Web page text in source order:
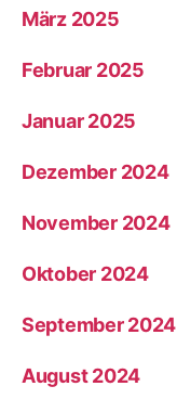
März 2025
Februar 2025
Januar 2025
Dezember 2024
November 2024
Oktober 2024
September 2024
August 2024